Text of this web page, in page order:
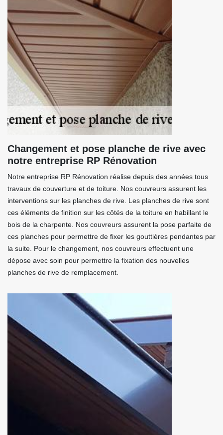
Changement et pose planche de rive avec
notre entreprise RP Rénovation
Notre entreprise RP Rénovation réalise depuis des années tous
travaux de couverture et de toiture. Nos couvreurs assurent les
interventions sur les planches de rive. Les planches de rive sont
ces éléments de finition sur les côtés de la toiture en habillant le
bois de la charpente. Nos couvreurs assurent la pose parfaite de
ces planches pour permettre de fixer les gouttières pendantes par
la suite. Pour le changement, nos couvreurs effectuent une
dépose avec soin pour permettre la fixation des nouvelles
planches de rive de remplacement.